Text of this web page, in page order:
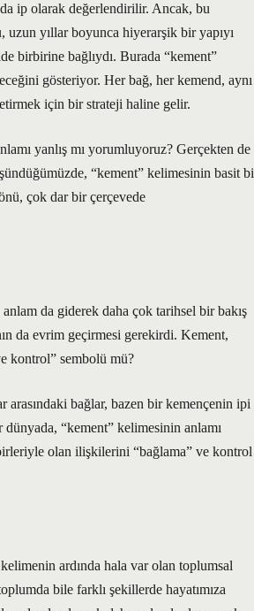
ip olarak değerlendirilir. Ancak, bu
yıllar boyunca hiyerarşik bir yapıyı
birbirine bağlıydı. Burada “kement”
gösteriyor. Her bağ, her kemend, aynı
için bir strateji haline gelir.
yanlış mı yorumluyoruz? Gerçekten de
“kement” kelimesinin basit
çok dar bir çerçevede
da giderek daha çok tarihsel bir bakış
da evrim geçirmesi gerekirdi. Kement,
kontrol” sembolü mü?
bağlar, bazen bir kemençenin ipi
“kement” kelimesinin anlamı
olan ilişkilerini “bağlama” ve kontrol
ardında hala var olan toplumsal
bile farklı şekillerde hayatımıza